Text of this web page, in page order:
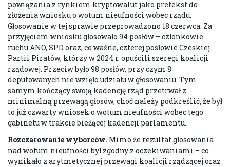
powiązania z rynkiem kryptowalut jako pretekst do
złożenia wniosku o wotum nieufności wobec rządu.
Głosowanie w tej sprawie przeprowadzono 18 czerwca. Za
przyjęciem wniosku głosowało 94 posłów – członkowie
ruchu ANO, SPD oraz, co ważne, czterej posłowie Czeskiej
Partii Piratów, którzy w 2024 r. opuścili szeregi koalicji
rządowej. Przeciw było 98 posłów, przy czym 8
deputowanych nie wzięło udziału w głosowaniu. Tym
samym kończący swoją kadencję rząd przetrwał z
minimalną przewagą głosów, choć należy podkreślić, że był
to już czwarty wniosek o wotum nieufności wobec tego
gabinetu w trakcie bieżącej kadencji parlamentu.
Rozczarowanie wyborców. Mimo że rezultat głosowania
nad wotum nieufności był zgodny z oczekiwaniami – co
wynikało z arytmetycznej przewagi koalicji rządzącej oraz